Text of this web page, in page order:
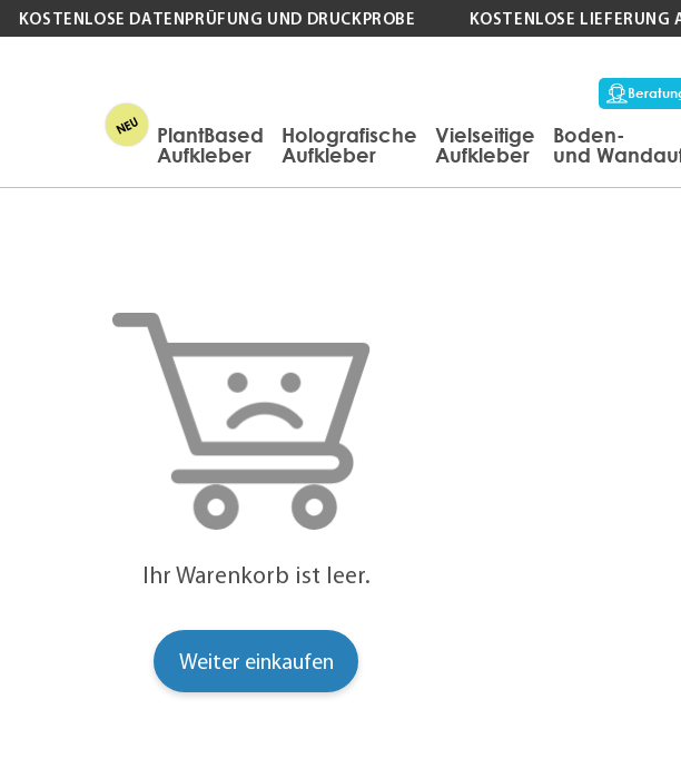
KOSTENLOSE DATENPRÜFUNG UND DRUCKPROBE KOSTENLOSE LIEFERUNG
PlantBased
Aufkleber
Holografische
Aufkleber
Vielseitige
Aufkleber
Boden-
und
Ihr Warenkorb ist leer.
Weiter einkaufen